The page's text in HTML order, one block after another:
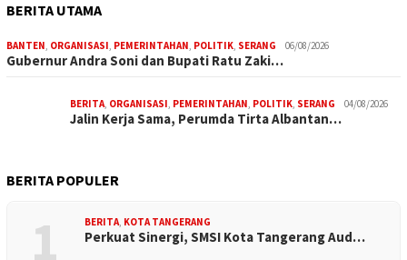
BERITA UTAMA
BANTEN, ORGANISASI, PEMERINTAHAN, POLITIK, SERANG 06/08/2026
Gubernur Andra Soni dan Bupati Ratu Zaki…
BERITA, ORGANISASI, PEMERINTAHAN, POLITIK, SERANG 04/08/2026
Jalin Kerja Sama, Perumda Tirta Albantan…
BERITA POPULER
1 BERITA, KOTA TANGERANG
Perkuat Sinergi, SMSI Kota Tangerang Aud…